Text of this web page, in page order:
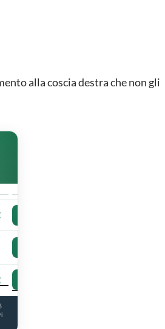
alla coscia destra che non gli